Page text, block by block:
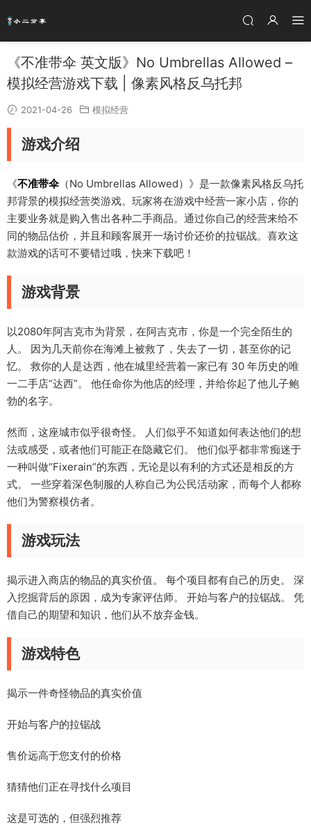
《不准带伞 英文版》No Umbrellas Allowed –
模拟经营游戏下载 | 像素风格反乌托邦
2021-04-26 模拟经营
游戏介绍
《不准带伞（No Umbrellas Allowed）》是一款像素风格反乌托
邦背景的模拟经营类游戏。玩家将在游戏中经营一家小店，你的
主要业务就是购入售出各种二手商品。通过你自己的经营来给不
同的物品估价，并且和顾客展开一场讨价还价的拉锯战。喜欢这
款游戏的话可不要错过哦，快来下载吧！
游戏背景
以2080年阿吉克市为背景，在阿吉克市，你是一个完全陌生的
人。 因为几天前你在海滩上被救了，失去了一切，甚至你的记
忆。 救你的人是达西，他在城里经营着一家已有 30 年历史的唯
一二手店“达西”。 他任命你为他店的经理，并给你起了他儿子鲍
勃的名字。
然而，这座城市似乎很奇怪。 人们似乎不知道如何表达他们的想
法或感受，或者他们可能正在隐藏它们。 他们似乎都非常痴迷于
一种叫做“Fixerain”的东西，无论是以有利的方式还是相反的方
式。 一些穿着深色制服的人称自己为公民活动家，而每个人都称
他们为警察模仿者。
游戏玩法
揭示进入商店的物品的真实价值。 每个项目都有自己的历史。 深
入挖掘背后的原因，成为专家评估师。 开始与客户的拉锯战。 凭
借自己的期望和知识，他们从不放弃金钱。
游戏特色
揭示一件奇怪物品的真实价值
开始与客户的拉锯战
售价远高于您支付的价格
猜猜他们正在寻找什么项目
这是可选的，但强烈推荐